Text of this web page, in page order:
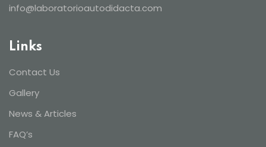
info@laboratorioautodidacta.com
Links
Contact Us
Gallery
News & Articles
FAQ’s